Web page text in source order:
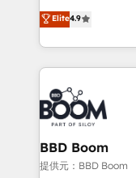
technical agency for a
to solve both.
strategy,
genuine growth engine. Named HubSpot's
the Year in
partners
ecosystem,
itself. One company, one operating model, delivering across
offices and
Germany,
Certified
Elite4.9
BBD Boom
提供元：BBD Boom